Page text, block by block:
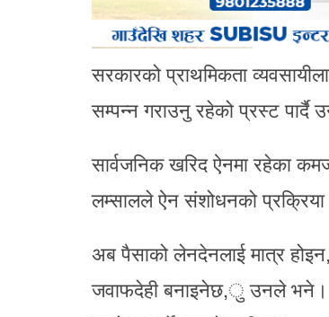
सरकारको प्राथमिकता
सम्पन्न गराउनु रहेको प्रस्ट पार्दै
सार्वजनिक खरिद ऐनमा रहेका
लम्सालले ऐन संशोधनको प्रक्रिया
अब पैसाको लेनदेनलाई मात्र
जवाफदेही बनाइनेछ,ु उनले भने।